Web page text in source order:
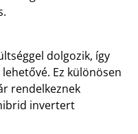
dolgozik, így
Ez különösen
rendelkeznek
invertert